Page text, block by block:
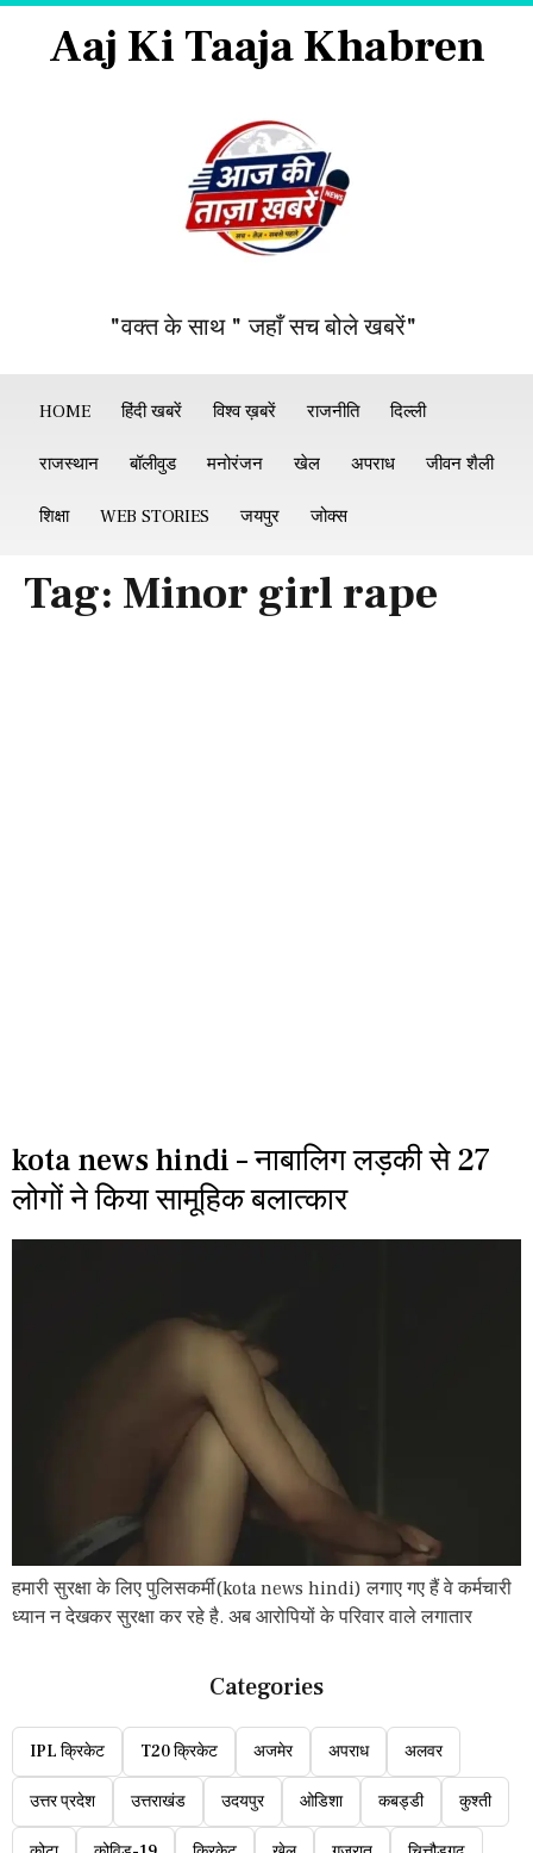
Aaj Ki Taaja Khabren
"वक्त के साथ " जहाँ सच बोले खबरें"
HOME हिंदी खबरें विश्व ख़बरें राजनीति दिल्ली
राजस्थान बॉलीवुड मनोरंजन खेल अपराध जीवन शैली
शिक्षा WEB STORIES जयपुर जोक्स
Tag: Minor girl rape
kota news hindi – नाबालिग लड़की से 27
लोगों ने किया सामूहिक बलात्कार
हमारी सुरक्षा के लिए पुलिसकर्मी(kota news hindi) लगाए गए हैं वे कर्मचारी
ध्यान न देखकर सुरक्षा कर रहे है. अब आरोपियों के परिवार वाले लगातार
Categories
IPL क्रिकेट T20 क्रिकेट अजमेर अपराध अलवर
उत्तर प्रदेश उत्तराखंड उदयपुर ओडिशा कबड्डी कुश्ती